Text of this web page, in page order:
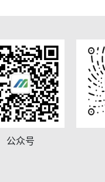
公众号